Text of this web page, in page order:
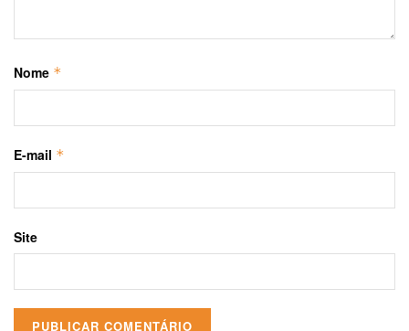
Nome *
E-mail *
Site